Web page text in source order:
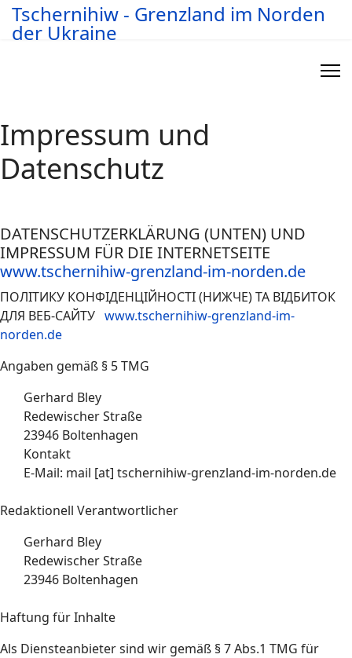
Tschernihiw - Grenzland im Norden
der Ukraine
Impressum und
Datenschutz
DATENSCHUTZERKLÄRUNG (UNTEN) UND
IMPRESSUM FÜR DIE INTERNETSEITE
www.tschernihiw-grenzland-im-norden.de
ПОЛІТИКУ КОНФІДЕНЦІЙНОСТІ (НИЖЧЕ) ТА ВІДБИТОК
ДЛЯ ВЕБ-САЙТУ www.tschernihiw-grenzland-im-
norden.de
Angaben gemäß § 5 TMG
Gerhard Bley
Redewischer Straße
23946 Boltenhagen
Kontakt
E-Mail: mail [at] tschernihiw-grenzland-im-norden.de
Redaktionell Verantwortlicher
Gerhard Bley
Redewischer Straße
23946 Boltenhagen
Haftung für Inhalte
Als Diensteanbieter sind wir gemäß § 7 Abs.1 TMG für